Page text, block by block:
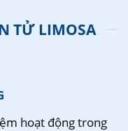
TỬ LIMOSA
hoạt động trong